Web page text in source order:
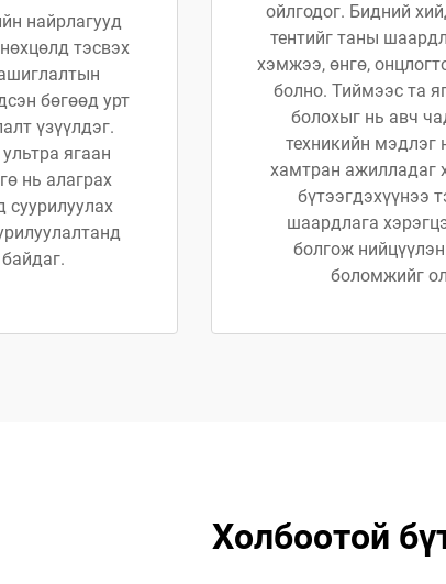
найрлагууд
тэсвэх
бөгөөд урт
үзүүлдэг.
ягаан
нь алаграх
суурилуулах
ойлгодог. Бидний
тентийг таны
хэмжээ, өнгө,
болно. Тиймээс та
болохыг нь авч
техникийн мэдлэг
хамтран ажилладаг
бүтээгдэхүүнээ
шаардлага
болгож
боломжийг
Холбоотой